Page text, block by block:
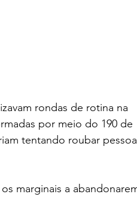
rondas de rotina na
por meio do 190 de
tentando roubar
marginais a